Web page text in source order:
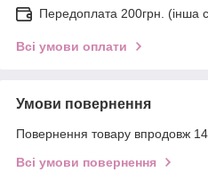
Передоплата 200грн. (інша
Всі умови оплати
Умови повернення
Повернення товару впродовж 14
Всі умови повернення